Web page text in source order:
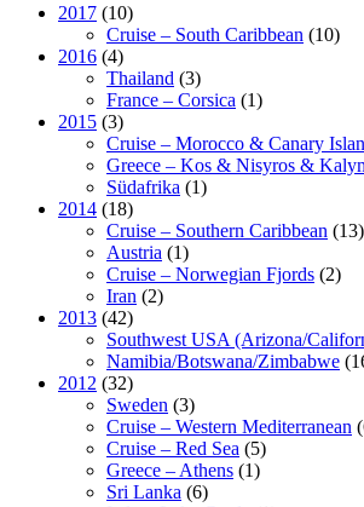
2017 (10)
Cruise – South Caribbean (10)
2016 (4)
Thailand (3)
France – Corsica (1)
2015 (3)
Cruise – Morocco & Canary
Greece – Kos & Nisyros &
Südafrika (1)
2014 (18)
Cruise – Southern Caribbean (13)
Austria (1)
Cruise – Norwegian Fjords (2)
Iran (2)
2013 (42)
Southwest USA (Arizona/
Namibia/Botswana/Zimbabwe
2012 (32)
Sweden (3)
Cruise – Western Mediterranean
Cruise – Red Sea (5)
Greece – Athens (1)
Sri Lanka (6)